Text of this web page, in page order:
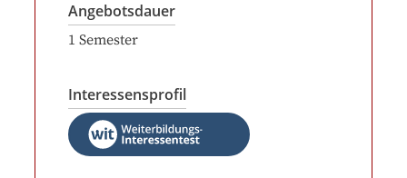
Angebotsdauer
1 Semester
Interessensprofil